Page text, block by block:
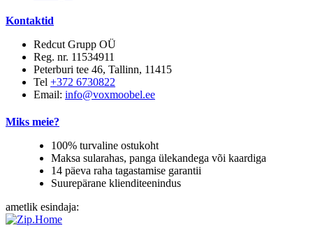
Kontaktid
Redcut Grupp OÜ
Reg. nr. 11534911
Peterburi tee 46, Tallinn, 11415
Tel +372 6730822
Email: info@voxmoobel.ee
Miks meie?
100% turvaline ostukoht
Maksa sularahas, panga ülekandega või kaardiga
14 päeva raha tagastamise garantii
Suurepärane klienditeenindus
ametlik esindaja: